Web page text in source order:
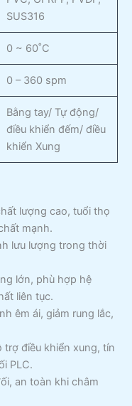
SUS316
0 ~ 60˚C
0 – 360 spm
Bằng tay/ Tự động/
điều khiển đếm/ điều
khiển Xung
lượng cao, tuổi thọ
mạnh.
lưu lượng trong thời
lớn, phù hợp hệ
liên tục.
êm ái, giảm rung lắc,
điều khiển xung, tín
PLC.
an toàn khi châm